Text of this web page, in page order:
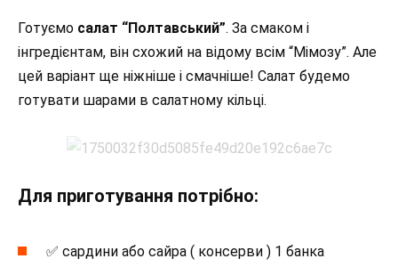
Готуємо салат “Полтавський”. За смаком і
інгредієнтам, він схожий на відому всім “Мімозу”. Але
цей варіант ще ніжніше і смачніше! Салат будемо
готувати шарами в салатному кільці.
Для приготування потрібно:
✅ сардини або сайра ( консерви ) 1 банка